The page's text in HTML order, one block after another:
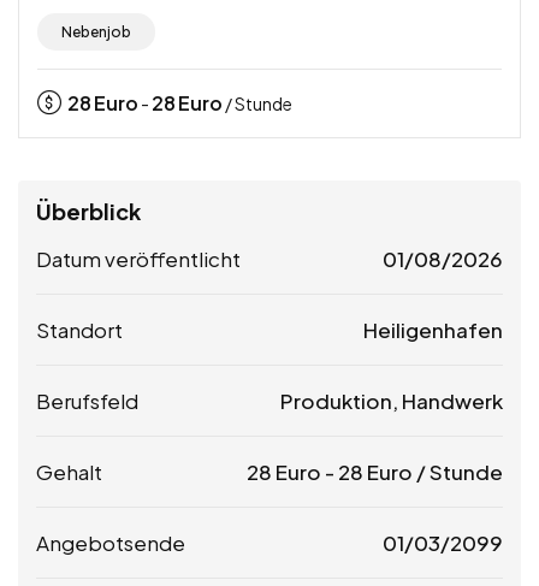
Nebenjob
28Euro - 28Euro / Stunde
Überblick
Datum veröffentlicht 01/08/2026
Standort Heiligenhafen
Berufsfeld Produktion, Handwerk
Gehalt 28 Euro - 28 Euro / Stunde
Angebotsende 01/03/2099